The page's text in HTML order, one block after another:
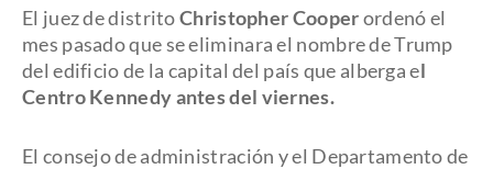
El juez de distritoChristopher Cooperordenó el
mes pasado que se eliminara el nombre de Trump
del edificio de la capital del país que alberga el
Centro Kennedy antes del viernes.
El consejo de administración y el Departamento de